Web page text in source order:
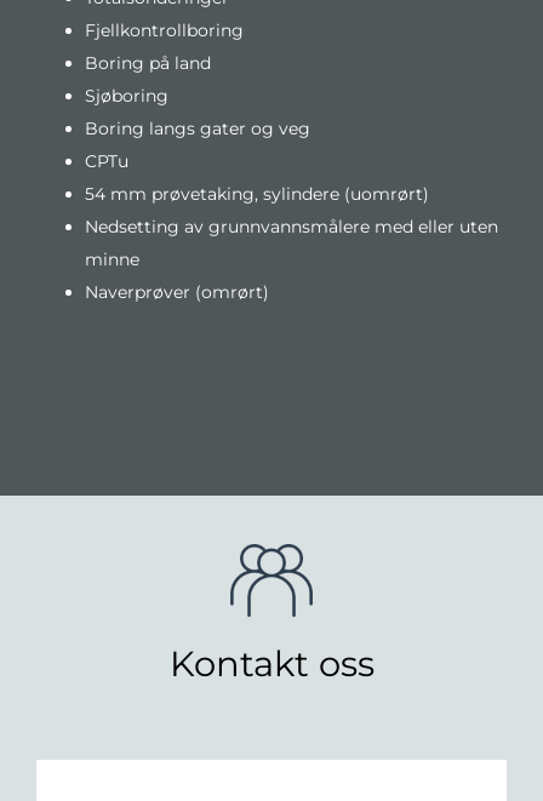
Fjellkontrollboring
Boring på land
Sjøboring
Boring langs gater og veg
CPTu
54 mm prøvetaking, sylindere (uomrørt)
Nedsetting av grunnvannsmålere med eller uten
minne
Naverprøver (omrørt)
Kontakt oss